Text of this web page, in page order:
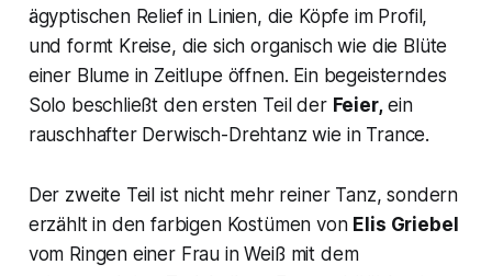
ägyptischen Relief in Linien, die Köpfe im Profil,
und formt Kreise, die sich organisch wie die Blüte
einer Blume in Zeitlupe öffnen. Ein begeisterndes
Solo beschließt den ersten Teil der Feier,ein
rauschhafter Derwisch-Drehtanz wie in Trance.
Der zweite Teil ist nicht mehr reiner Tanz, sondern
erzählt in den farbigen Kostümen von Elis Griebel
vom Ringen einer Frau in Weiß mit dem